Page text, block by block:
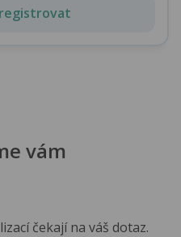
vám
čekají na váš dotaz.